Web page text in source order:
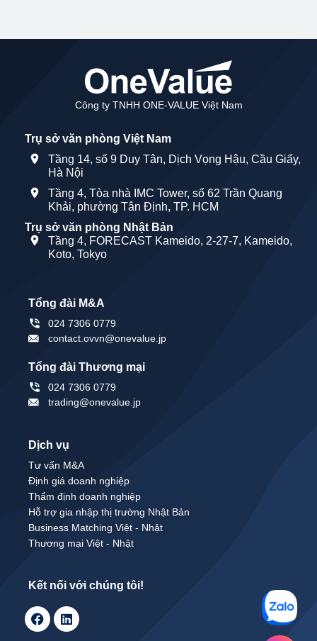
Công ty TNHH ONE-VALUE Việt Nam
Trụ sở văn phòng Việt Nam
Tầng 14, số 9 Duy Tân, Dịch Vọng Hậu, Cầu Giấy,
Hà Nội
Tầng 4, Tòa nhà IMC Tower, số 62 Trần Quang
Khải, phường Tân Định, TP. HCM
Trụ sở văn phòng Nhật Bản
Tầng 4, FORECAST Kameido, 2-27-7, Kameido,
Koto, Tokyo
Tổng đài M&A
024 7306 0779
contact.ovvn@onevalue.jp
Tổng đài Thương mại
024 7306 0779
trading@onevalue.jp
Dịch vụ
Tư vấn M&A
Định giá doanh nghiệp
Thẩm định doanh nghiệp
Hỗ trợ gia nhập thị trường Nhật Bản
Business Matching Việt - Nhật
Thương mại Việt - Nhật
Kết nối với chúng tôi!